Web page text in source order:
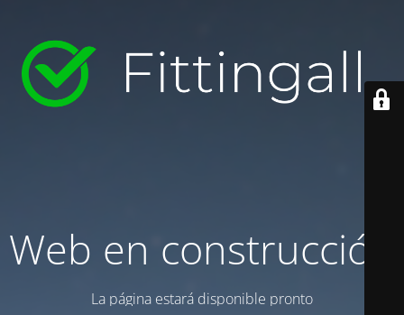
Web en construcción
La página estará disponible pronto